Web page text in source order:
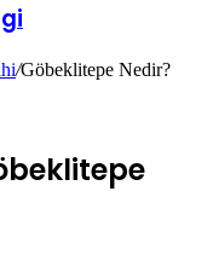
/Göbeklitepe Nedir?